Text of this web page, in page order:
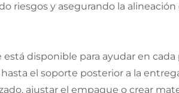
riesgos y asegurando la alineación
disponible para ayudar en cada
el soporte posterior a la
ajustar el empaque o crear